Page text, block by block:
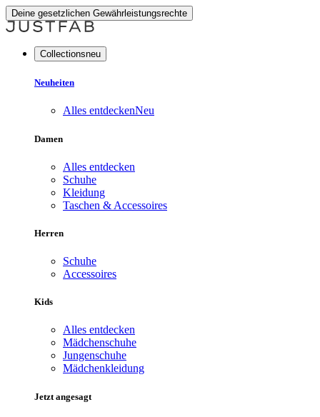
Deine gesetzlichen Gewährleistungsrechte
Collectionsneu
Neuheiten
Alles entdeckenNeu
Damen
Alles entdecken
Schuhe
Kleidung
Taschen & Accessoires
Herren
Schuhe
Accessoires
Kids
Alles entdecken
Mädchenschuhe
Jungenschuhe
Mädchenkleidung
Jetzt angesagt